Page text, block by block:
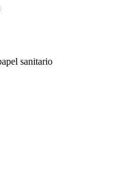
sanitario